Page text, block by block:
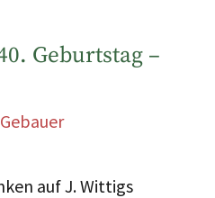
Geburtstag –
auf J. Wittigs